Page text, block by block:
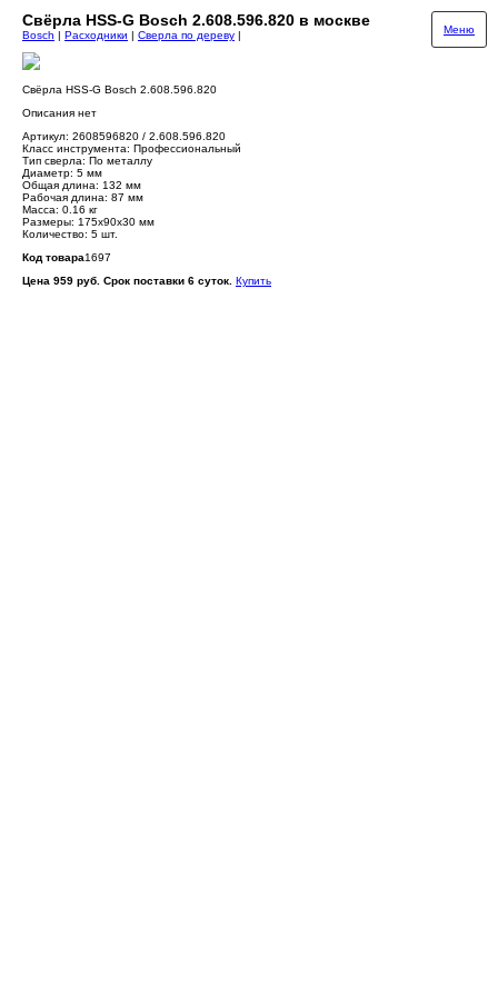
Свёрла HSS-G Bosch 2.608.596.820 в москве
Меню
Bosch | Расходники | Сверла по дереву |
Свёрла HSS-G Bosch 2.608.596.820
Описания нет
Артикул: 2608596820 / 2.608.596.820
Класс инструмента: Профессиональный
Тип сверла: По металлу
Диаметр: 5 мм
Общая длина: 132 мм
Рабочая длина: 87 мм
Масса: 0.16 кг
Размеры: 175х90х30 мм
Количество: 5 шт.
Код товара1697
Цена 959 руб. Срок поставки 6 суток. Купить